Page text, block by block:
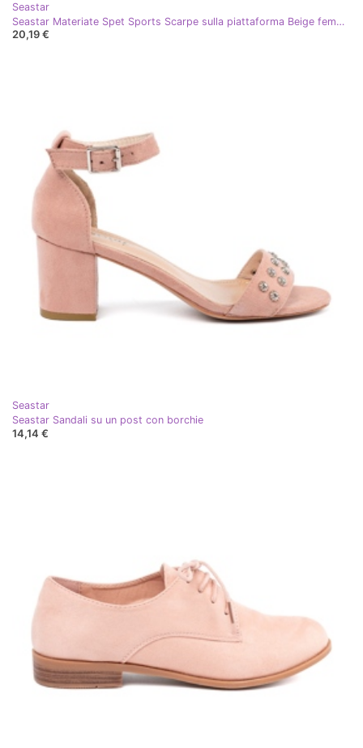
Seastar
Seastar Materiate Spet Sports Scarpe sulla piattaforma Beige femminile
20,19 €
Seastar
Seastar Sandali su un post con borchie
14,14 €